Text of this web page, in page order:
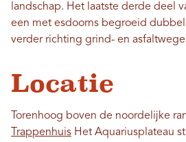
landschap. Het laatste derde deel
een met esdoorns begroeid
verder richting grind- en
Locatie
Torenhoog boven de noordelijke
Trappenhuis Het Aquariusplateau